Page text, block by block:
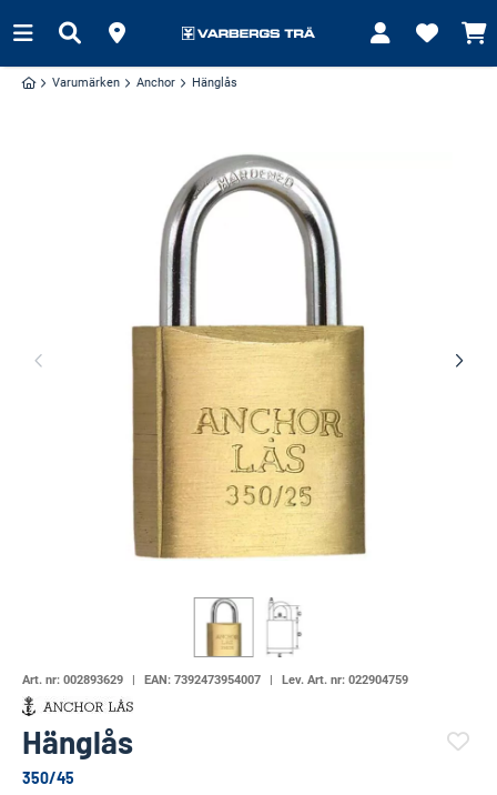
Varumärken Anchor Hänglås
Art. nr: 002893629 EAN: 7392473954007 Lev. Art. nr: 022904759
Hänglås
350/45